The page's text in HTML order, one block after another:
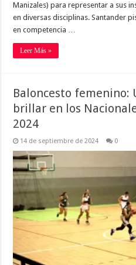
Manizales) para representar a sus
en diversas disciplinas. Santander
en competencia …
Leer Más »
Baloncesto femenino:
brillar en los
2024
14 de septiembre de 2024 0